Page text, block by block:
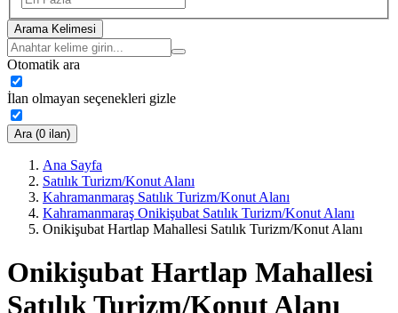
Arama Kelimesi
Otomatik ara
İlan olmayan seçenekleri gizle
Ara (0 ilan)
Ana Sayfa
Satılık Turizm/Konut Alanı
Kahramanmaraş Satılık Turizm/Konut Alanı
Kahramanmaraş Onikişubat Satılık Turizm/Konut Alanı
Onikişubat Hartlap Mahallesi Satılık Turizm/Konut Alanı
Onikişubat Hartlap Mahallesi
Satılık Turizm/Konut Alanı